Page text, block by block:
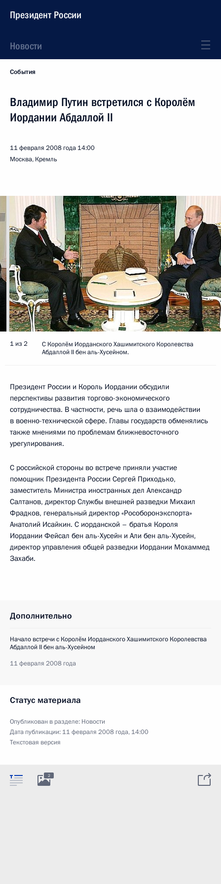
Президент России
Новости
События
Владимир Путин встретился с Королём
Иордании Абдаллой II
11 февраля 2008 года 14:00
Москва, Кремль
1 из 2
С Королём Иорданского Хашимитского Королевства
Абдаллой II бен аль-Хусейном.
Президент России и Король Иордании обсудили
перспективы развития торгово-экономического
сотрудничества. В частности, речь шла о взаимодействии
в военно-технической сфере. Главы государств обменялись
также мнениями по проблемам ближневосточного
урегулирования.
С российской стороны во встрече приняли участие
помощник Президента России Сергей Приходько,
заместитель Министра иностранных дел Александр
Салтанов, директор Службы внешней разведки Михаил
Фрадков, генеральный директор «Рособоронэкспорта»
Анатолий Исайкин. С иорданской – братья Короля
Иордании Фейсал бен аль-Хусейн и Али бен аль-Хусейн,
директор управления общей разведки Иордании Мохаммед
Захаби.
Дополнительно
Начало встречи с Королём Иорданского Хашимитского Королевства
Абдаллой II бен аль-Хусейном
11 февраля 2008 года
Статус материала
Опубликован в разделе: Новости
Дата публикации: 11 февраля 2008 года, 14:00
Текстовая версия
2